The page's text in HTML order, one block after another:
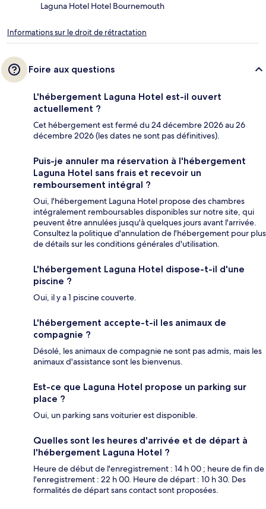
Laguna Hotel Hotel Bournemouth
Informations sur le droit de rétractation
Foire aux questions
L'hébergement Laguna Hotel est-il ouvert
actuellement ?
Cet hébergement est fermé du 24 décembre 2026 au 26
décembre 2026 (les dates ne sont pas définitives).
Puis-je annuler ma réservation à l'hébergement
Laguna Hotel sans frais et recevoir un
remboursement intégral ?
Oui, l'hébergement Laguna Hotel propose des chambres
intégralement remboursables disponibles sur notre site, qui
peuvent être annulées jusqu'à quelques jours avant l'arrivée.
Consultez la politique d'annulation de l'hébergement pour plus
de détails sur les conditions générales d'utilisation.
L'hébergement Laguna Hotel dispose-t-il d'une
piscine ?
Oui, il y a 1 piscine couverte.
L'hébergement accepte-t-il les animaux de
compagnie ?
Désolé, les animaux de compagnie ne sont pas admis, mais les
animaux d'assistance sont les bienvenus.
Est-ce que Laguna Hotel propose un parking sur
place ?
Oui, un parking sans voiturier est disponible.
Quelles sont les heures d'arrivée et de départ à
l'hébergement Laguna Hotel ?
Heure de début de l'enregistrement : 14 h 00 ; heure de fin de
l'enregistrement : 22 h 00. Heure de départ : 10 h 30. Des
formalités de départ sans contact sont proposées.